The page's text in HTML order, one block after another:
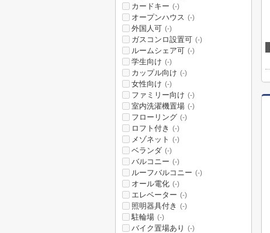
カードキー (-)
オープンハウス (-)
外国人可 (-)
ガスコンロ設置可 (-)
ルームシェア可 (-)
学生向け (-)
カップル向け (-)
女性向け (-)
ファミリー向け (-)
室内洗濯機置場 (-)
フローリング (-)
ロフト付き (-)
メゾネット (-)
ベランダ (-)
バルコニー (-)
ルーフバルコニー (-)
オール電化 (-)
エレベーター (-)
照明器具付き (-)
駐輪場 (-)
バイク置場あり (-)